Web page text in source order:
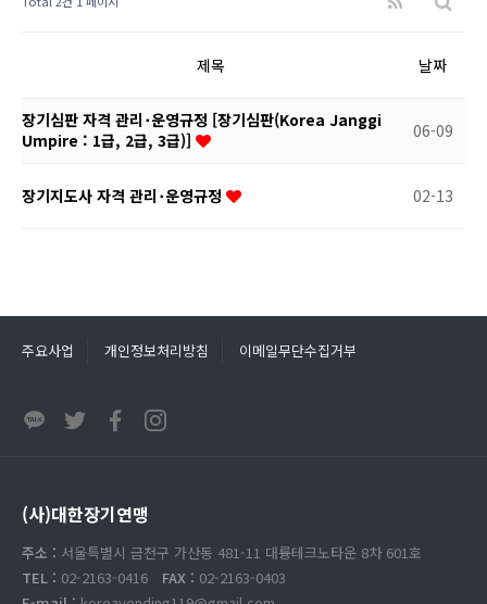
제목 날짜
장기심판 자격 관리･운영규정 [장기심판(Korea Janggi
Umpire : 1급, 2급, 3급)]
06-09
장기지도사 자격 관리･운영규정 02-13
주요사업 개인정보처리방침 이메일무단수집거부
(사)대한장기연맹
주소 : 서울특별시 금천구 가산동 481-11 대륭테크노타운 8차 601호
TEL : 02-2163-0416 FAX : 02-2163-0403